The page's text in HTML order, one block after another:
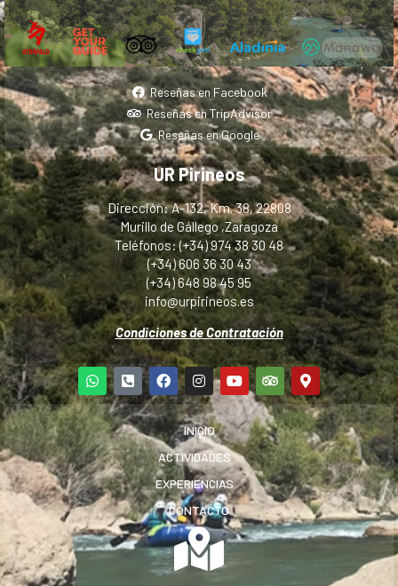
Reseñas en Facebook
Reseñas en TripAdvisor
Reseñas en Google
UR Pirineos
Dirección: A-132, Km. 38, 22808
Murillo de Gállego ,Zaragoza
Teléfonos: (+34) 974 38 30 48
(+34) 606 36 30 43
(+34) 648 98 45 95
info@urpirineos.es
Condiciones de Contratación
INICIO
ACTIVIDADES
EXPERIENCIAS
CONTACTO